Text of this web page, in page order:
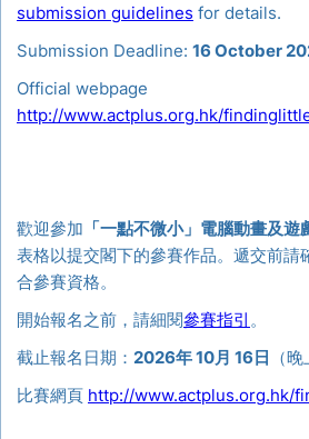
submission guidelines for details.
Submission Deadline: 16 October
Official webpage
http://www.actplus.org.hk/
歡迎參加 「一點不微小」電腦動畫及遊
表格以提交閣下的參賽作品。遞交前請
合參賽資格。
開始報名之前，請細閱參賽指引 。
截止報名日期： 2026年 10月 16日 （
比賽網頁 http://www.actplus.org.hk/